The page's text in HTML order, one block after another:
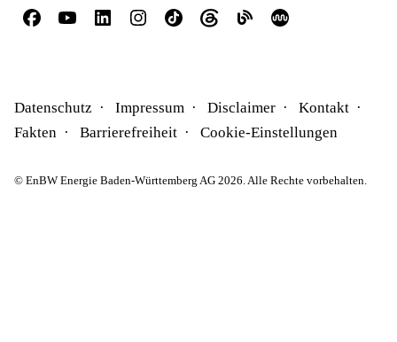
Datenschutz Impressum Disclaimer
Kontakt
Fakten
Barrierefreiheit Cookie-Einstellungen
© EnBW Energie Baden-Württemberg AG 2026. Alle Rechte vorbehalten.